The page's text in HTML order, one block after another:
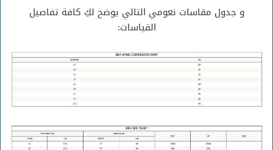
و جدول مقاسات نعومي التالي يوضح لكِ كافة تفاصيل
القياسات: